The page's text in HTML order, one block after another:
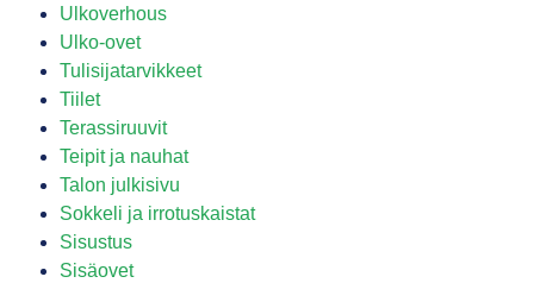
Ulkoverhous
Ulko-ovet
Tulisijatarvikkeet
Tiilet
Terassiruuvit
Teipit ja nauhat
Talon julkisivu
Sokkeli ja irrotuskaistat
Sisustus
Sisäovet